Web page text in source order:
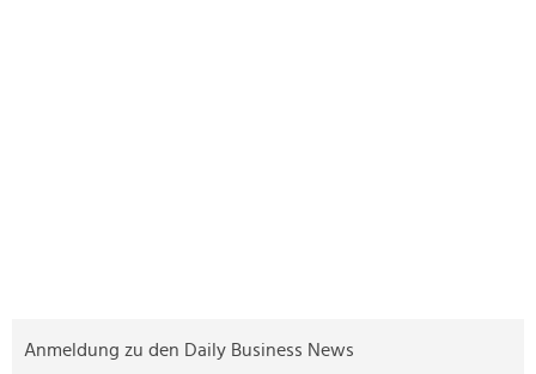
Anmeldung zu den Daily Business News